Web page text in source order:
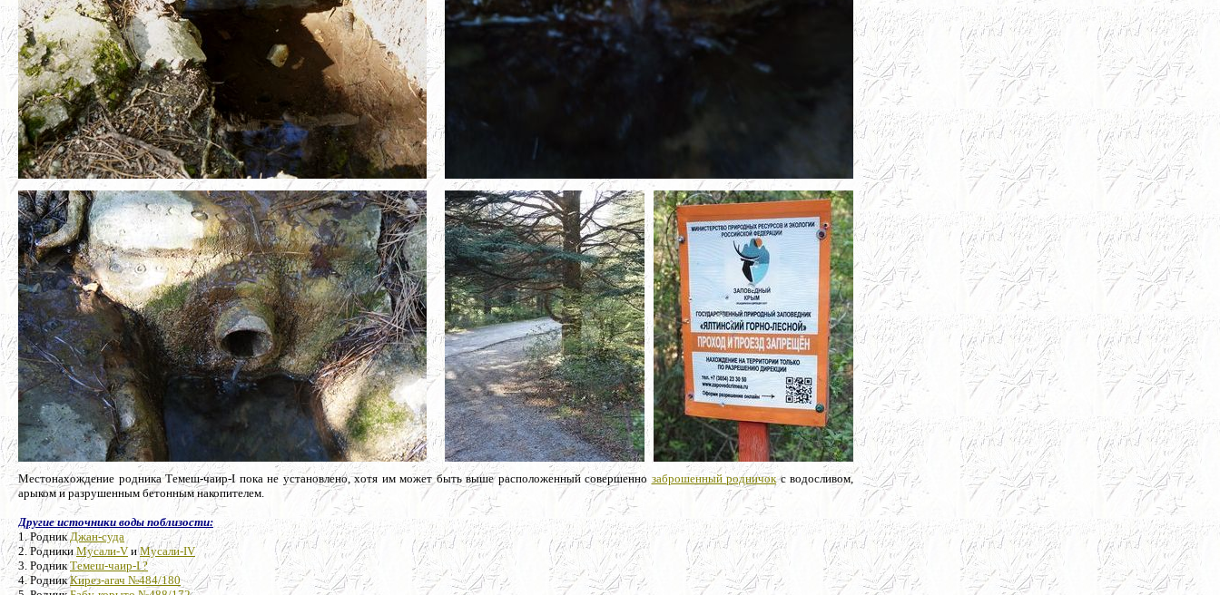
Местонахождение родникаТемеш-чаир-I пока не установлено, хотя им может быть выше расположенный совершенно заброшенный родничокс водосливом,
арыком и разрушенным бетонным накопителем.
Другие источники воды поблизости:
1. РодникДжан-суда
2. РодникиМусали-VиМусали-IV
3. РодникТемеш-чаир-I ?
4. РодникКирез-агач №484/180